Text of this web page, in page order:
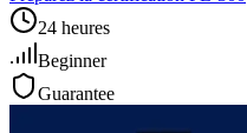
24 heures
Beginner
Guarantee